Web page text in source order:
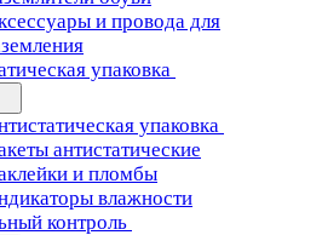
и провода для
упаковка
упаковка
антистатические
и пломбы
влажности
контроль